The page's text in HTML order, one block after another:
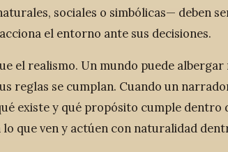
sociales o simbólicas— deben
el entorno ante sus decisiones.
el realismo. Un mundo puede
reglas se cumplan. Cuando un
existe y qué propósito cumple dentro
que ven y actúen con naturalidad